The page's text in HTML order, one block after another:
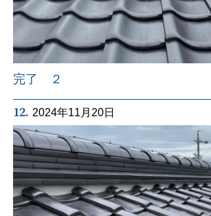
完了 ２
12. 2024年11月20日